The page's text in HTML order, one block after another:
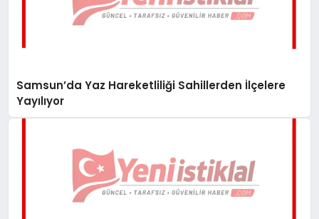
Samsun’da Yaz Hareketliliği Sahillerden İlçelere
Yayılıyor